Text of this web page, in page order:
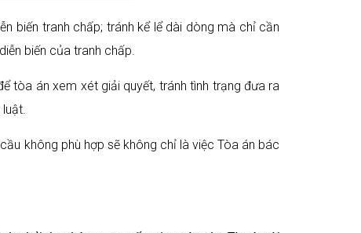
biến tranh chấp; tránh kể lể dài dòng mà chỉ cần
biến của tranh chấp.
tòa án xem xét giải quyết, tránh tình trạng đưa ra
không phù hợp sẽ không chỉ là việc Tòa án bác